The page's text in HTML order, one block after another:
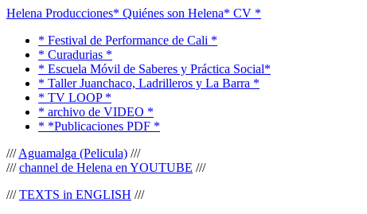
Helena Producciones* Quiénes son Helena* CV *
* Festival de Performance de Cali *
* Curadurias *
* Escuela Móvil de Saberes y Práctica Social*
* Taller Juanchaco, Ladrilleros y La Barra *
* TV LOOP *
* archivo de VIDEO *
* *Publicaciones PDF *
///Aguamalga (Pelicula) ///
///channel de Helena en YOUTUBE ///
///TEXTS in ENGLISH ///